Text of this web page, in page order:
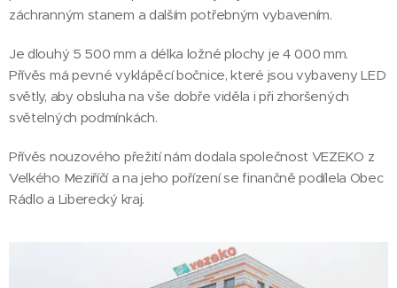
záchranným stanem a dalším potřebným vybavením.
Je dlouhý 5 500 mm a délka ložné plochy je 4 000 mm.
Přívěs má pevné vyklápěcí bočnice, které jsou vybaveny LED
světly, aby obsluha na vše dobře viděla i při zhoršených
světelných podmínkách.
Přívěs nouzového přežití nám dodala společnost VEZEKO z
Velkého Meziříčí a na jeho pořízení se finančně podílela Obec
Rádlo a Liberecký kraj.